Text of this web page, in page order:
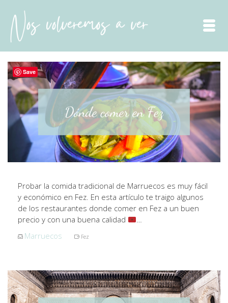
Probar la comida tradicional de Marruecos es muy fácil
y económico en Fez. En esta artículo te traigo algunos
de los restaurantes donde comer en Fez a un buen
precio y con una buena calidad
…
Marruecos
Fez
Save